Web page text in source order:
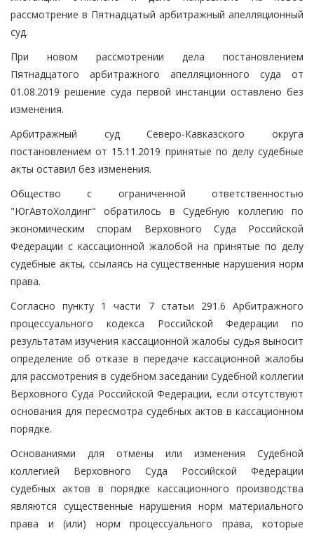
рассмотрение в Пятнадцатый арбитражный апелляционный
суд.
При новом рассмотрении дела постановлением
Пятнадцатого арбитражного апелляционного суда от
01.08.2019 решение суда первой инстанции оставлено без
изменения.
Арбитражный суд Северо-Кавказского округа
постановлением от 15.11.2019 принятые по делу судебные
акты оставил без изменения.
Общество с ограниченной ответственностью
"ЮгАвтоХолдинг" обратилось в Судебную коллегию по
экономическим спорам Верховного Суда Российской
Федерации с кассационной жалобой на принятые по делу
судебные акты, ссылаясь на существенные нарушения норм
права.
Согласно пункту 1 части 7 статьи 291.6 Арбитражного
процессуального кодекса Российской Федерации по
результатам изучения кассационной жалобы судья выносит
определение об отказе в передаче кассационной жалобы
для рассмотрения в судебном заседании Судебной коллегии
Верховного Суда Российской Федерации, если отсутствуют
основания для пересмотра судебных актов в кассационном
порядке.
Основаниями для отмены или изменения Судебной
коллегией Верховного Суда Российской Федерации
судебных актов в порядке кассационного производства
являются существенные нарушения норм материального
права и (или) норм процессуального права, которые